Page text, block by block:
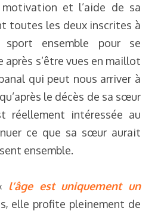
et l’aide de sa
toutes les deux inscrites à
ensemble pour se
s’être vues en maillot
qui peut nous arriver à
le décès de sa sœur
réellement intéressée au
ce que sa sœur aurait
ensemble.
l’âge est uniquement un
elle profite pleinement de